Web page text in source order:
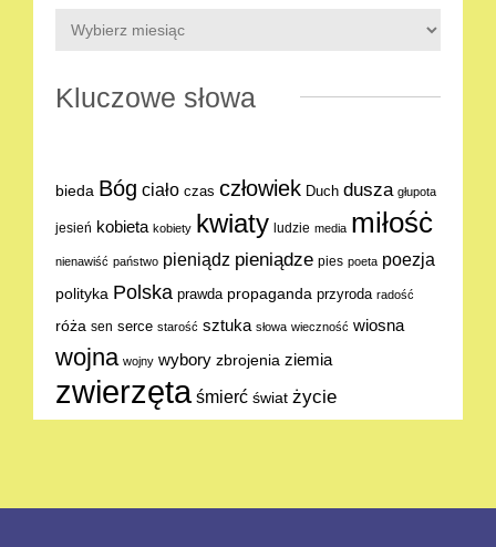
Kluczowe słowa
bieda Bóg ciało czas człowiek Duch dusza głupota
jesień kobieta kobiety kwiaty ludzie media miłośċ
nienawiść państwo pieniądz pieniądze pies poeta poezja
polityka Polska prawda propaganda przyroda radość
róża sen serce starość sztuka słowa wieczność wiosna
wojna wojny wybory zbrojenia ziemia
zwierzęta śmierć świat życie